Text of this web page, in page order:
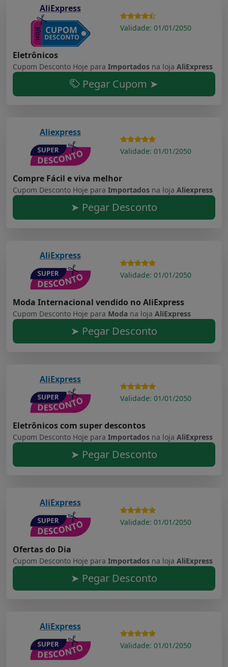
AliExpress
Validade: 01/01/2050
Eletrônicos
Cupom Desconto Hoje para Importados na loja AliExpress
Pegar Cupom ➤
Aliexpress
Validade: 01/01/2050
Compre Fácil e viva melhor
Cupom Desconto Hoje para Importados na loja Aliexpress
➤ Pegar Desconto
AliExpress
Validade: 01/01/2050
Moda Internacional vendido no AliExpress
Cupom Desconto Hoje para Moda na loja AliExpress
➤ Pegar Desconto
AliExpress
Validade: 01/01/2050
Eletrônicos com super descontos
Cupom Desconto Hoje para Importados na loja AliExpress
➤ Pegar Desconto
AliExpress
Validade: 01/01/2050
Ofertas do Dia
Cupom Desconto Hoje para Importados na loja AliExpress
➤ Pegar Desconto
AliExpress
Validade: 01/01/2050